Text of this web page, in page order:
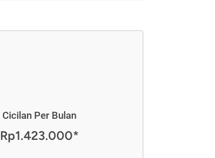
Cicilan Per Bulan
Rp1.423.000*